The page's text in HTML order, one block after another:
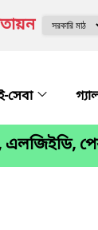
সেবা
এলজিইডি,